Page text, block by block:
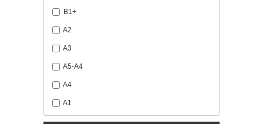
B1+
A2
A3
A5-A4
A4
A1